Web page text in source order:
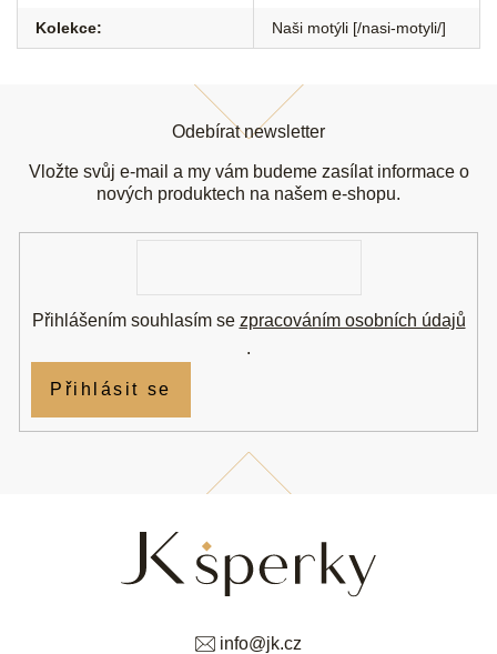
Kolekce: Naši motýli [/nasi-motyli/]
info@jk.cz
Odebírat newsletter
Vložte svůj e-mail a my vám budeme zasílat informace o
nových produktech na našem e-shopu.
Přihlášením souhlasím se zpracováním osobních údajů
.
Přihlásit se